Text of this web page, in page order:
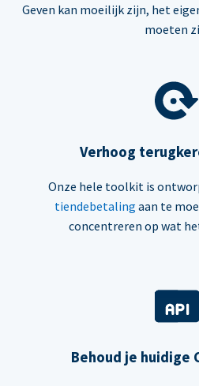
Geven kan moeilijk zijn, het
moeten
Verhoog
Onze hele toolkit is
tiendebetaling aan te
concentreren op wat
Behoud je huidige